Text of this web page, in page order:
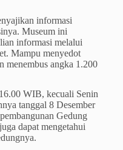
informasi
Museum ini
informasi melalui
Mampu menyedot
menembus angka 1.200
WIB, kecuali Senin
tanggal 8 Desember
Gedung
dapat mengetahui